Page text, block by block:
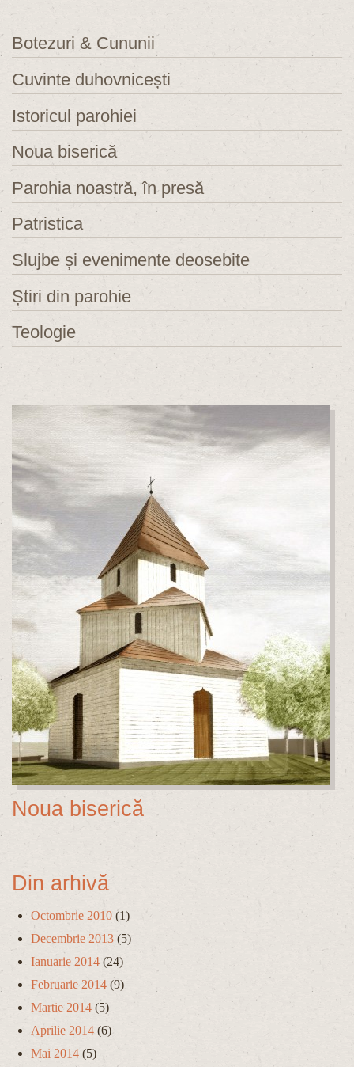
Botezuri & Cununii
Cuvinte duhovnicești
Istoricul parohiei
Noua biserică
Parohia noastră, în presă
Patristica
Slujbe și evenimente deosebite
Știri din parohie
Teologie
Noua biserică
Din arhivă
Octombrie 2010 (1)
Decembrie 2013 (5)
Ianuarie 2014 (24)
Februarie 2014 (9)
Martie 2014 (5)
Aprilie 2014 (6)
Mai 2014 (5)